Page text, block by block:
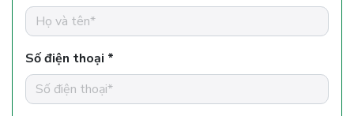
Số điện thoại *